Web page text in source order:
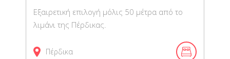
Eξαιρετική επιλογή μόλις 50 μέτρα από το
λιμάνι της Πέρδικας.
Πέρδικα